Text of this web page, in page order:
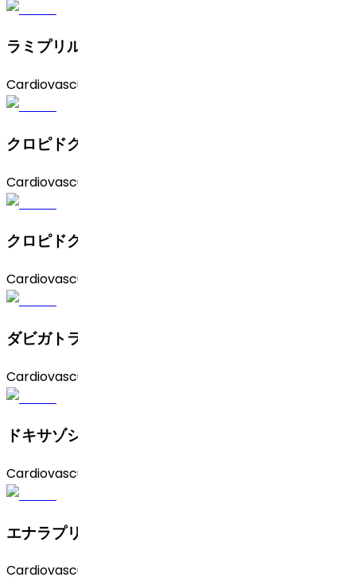
ラミプリル
Cardiovascular
クロピドグレル硫酸水素塩（I型）
Cardiovascular
クロピドグレル硫酸水素塩（II型）
Cardiovascular
ダビガトランエテキシラートメシル 酸塩
Cardiovascular
ドキサゾシンメシル酸塩
Cardiovascular
エナラプリルマレイン酸塩
Cardiovascular